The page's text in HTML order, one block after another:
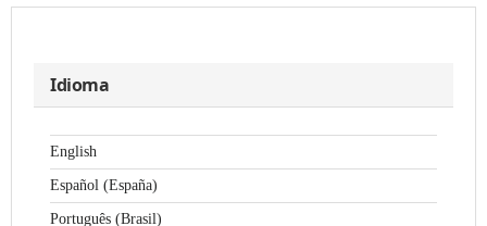
Idioma
English
Español (España)
Português (Brasil)